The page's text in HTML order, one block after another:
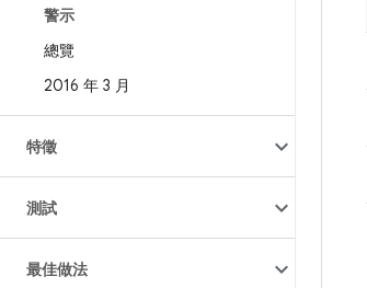
警示
總覽
2016 年 3 月
特徵
測試
最佳做法